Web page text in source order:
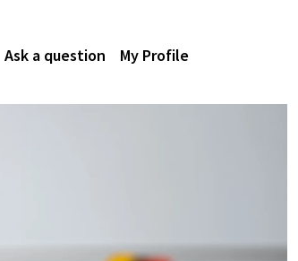
Ask a question My Profile